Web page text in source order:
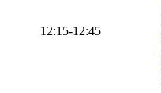
12:15-12:45